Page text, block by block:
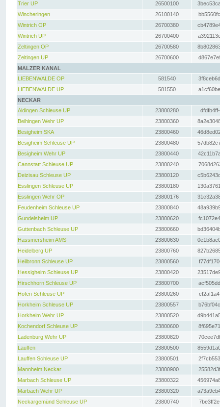
Trier UP
26500100
Wincheringen
26100140
Wintrich OP
26700380
Wintrich UP
26700400
Zeltingen OP
26700580
Zeltingen UP
26700600
MALZER KANAL
LIEBENWALDE OP
581540
LIEBENWALDE UP
581550
NECKAR
Aldingen Schleuse UP
23800280
Beihingen Wehr UP
23800360
Besigheim SKA
23800460
Besigheim Schleuse UP
23800480
Besigheim Wehr UP
23800440
Cannstatt Schleuse UP
23800240
Deizisau Schleuse UP
23800120
Esslingen Schleuse UP
23800180
Esslingen Wehr OP
23800176
Feudenheim Schleuse UP
23800840
Gundelsheim UP
23800620
Guttenbach Schleuse UP
23800660
Hassmersheim AMS
23800630
Heidelberg UP
23800760
Heilbronn Schleuse UP
23800560
Hessigheim Schleuse UP
23800420
Hirschhorn Schleuse UP
23800700
Hofen Schleuse UP
23800260
Horkheim Schleuse UP
23800557
Horkheim Wehr UP
23800520
Kochendorf Schleuse UP
23800600
Ladenburg Wehr UP
23800820
Lauffen
23800500
Lauffen Schleuse UP
23800501
Mannheim Neckar
23800900
Marbach Schleuse UP
23800322
Marbach Wehr UP
23800320
Neckargemünd Schleuse UP
23800740